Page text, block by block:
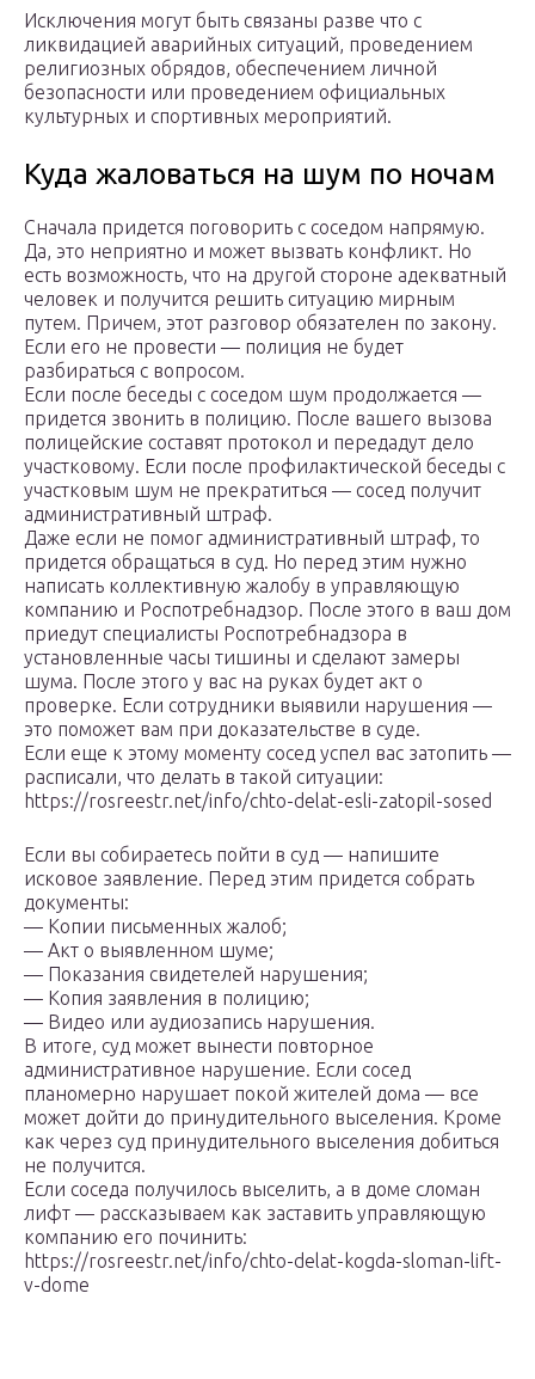
Исключения могут быть связаны разве что с
ликвидацией аварийных ситуаций, проведением
религиозных обрядов, обеспечением личной
безопасности или проведением официальных
культурных и спортивных мероприятий.
Куда жаловаться на шум по ночам
Сначала придется поговорить с соседом напрямую.
Да, это неприятно и может вызвать конфликт. Но
есть возможность, что на другой стороне адекватный
человек и получится решить ситуацию мирным
путем. Причем, этот разговор обязателен по закону.
Если его не провести — полиция не будет
разбираться с вопросом.
Если после беседы с соседом шум продолжается —
придется звонить в полицию. После вашего вызова
полицейские составят протокол и передадут дело
участковому. Если после профилактической беседы с
участковым шум не прекратиться — сосед получит
административный штраф.
Даже если не помог административный штраф, то
придется обращаться в суд. Но перед этим нужно
написать коллективную жалобу в управляющую
компанию и Роспотребнадзор. После этого в ваш дом
приедут специалисты Роспотребнадзора в
установленные часы тишины и сделают замеры
шума. После этого у вас на руках будет акт о
проверке. Если сотрудники выявили нарушения —
это поможет вам при доказательстве в суде.
Если еще к этому моменту сосед успел вас затопить —
расписали, что делать в такой ситуации:
https://rosreestr.net/info/chto-delat-esli-zatopil-sosed
Если вы собираетесь пойти в суд — напишите
исковое заявление. Перед этим придется собрать
документы:
— Копии письменных жалоб;
— Акт о выявленном шуме;
— Показания свидетелей нарушения;
— Копия заявления в полицию;
— Видео или аудиозапись нарушения.
В итоге, суд может вынести повторное
административное нарушение. Если сосед
планомерно нарушает покой жителей дома — все
может дойти до принудительного выселения. Кроме
как через суд принудительного выселения добиться
не получится.
Если соседа получилось выселить, а в доме сломан
лифт — рассказываем как заставить управляющую
компанию его починить:
https://rosreestr.net/info/chto-delat-kogda-sloman-lift-
v-dome